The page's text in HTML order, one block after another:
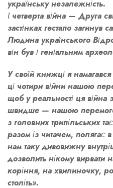
українську незалежність.
І четверта війна — Друга
застінках гестапо
Людина українського
він був і геніальним
У своїй книжці я
ці чотири війни нашою
щоб у реальності ця війна
швидше — нашою
з головних трипільських
разом із читачем,
нам таку дивовижну
дозволить нікому вирвати
коріння, на хвилиночку,
століть».